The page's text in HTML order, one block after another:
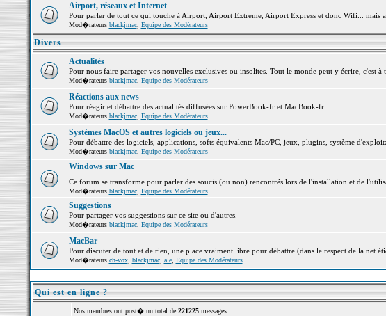
Airport, réseaux et Internet
Pour parler de tout ce qui touche à Airport, Airport Extreme, Airport Express et donc Wifi... mais
Mod�rateurs blackjmac, Equipe des Modérateurs
Divers
Actualités
Pour nous faire partager vos nouvelles exclusives ou insolites. Tout le monde peut y écrire, c'est à
Mod�rateurs blackjmac, Equipe des Modérateurs
Réactions aux news
Pour réagir et débattre des actualités diffusées sur PowerBook-fr et MacBook-fr.
Mod�rateurs blackjmac, Equipe des Modérateurs
Systèmes MacOS et autres logiciels ou jeux...
Pour débattre des logiciels, applications, softs équivalents Mac/PC, jeux, plugins, système
Mod�rateurs blackjmac, Equipe des Modérateurs
Windows sur Mac
Ce forum se transforme pour parler des soucis (ou non) rencontrés lors de l'installation et de
Mod�rateurs blackjmac, Equipe des Modérateurs
Suggestions
Pour partager vos suggestions sur ce site ou d'autres.
Mod�rateurs blackjmac, Equipe des Modérateurs
MacBar
Pour discuter de tout et de rien, une place vraiment libre pour débattre (dans le respect de la net
Mod�rateurs ch-vox, blackjmac, ale, Equipe des Modérateurs
Qui est en ligne ?
Nos membres ont post� un total de 221225messages